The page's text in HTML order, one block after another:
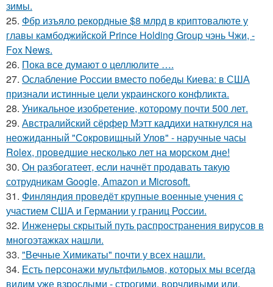
зимы.
25. Фбр изъяло рекордные $8 млрд в криптовалюте у
главы камбоджийской Prince Holding Group чэнь Чжи, -
Fox News.
26. Пока все думают о целлюлите ….
27. Ослабление России вместо победы Киева: в США
признали истинные цели украинского конфликта.
28. Уникальное изобретение, которому почти 500 лет.
29. Австралийский сёрфер Мэтт каддихи наткнулся на
неожиданный "Сокровищный Улов" - наручные часы
Rolex, проведшие несколько лет на морском дне!
30. Он разбогатеет, если начнёт продавать такую
сотрудникам Google, Amazon и Microsoft.
31. Финляндия проведёт крупные военные учения с
участием США и Германии у границ России.
32. Инженеры скрытый путь распространения вирусов в
многоэтажках нашли.
33. "Вечные Химикаты" почти у всех нашли.
34. Есть персонажи мультфильмов, которых мы всегда
видим уже взрослыми - строгими, ворчливыми или,